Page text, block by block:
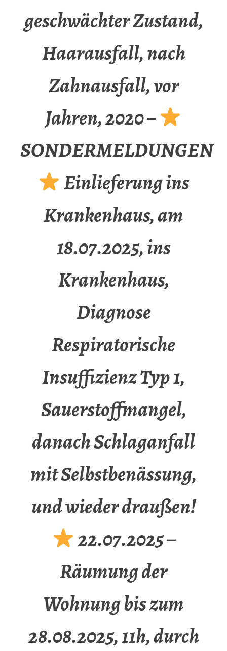
geschwächter Zustand,
Haarausfall, nach
Zahnausfall, vor
Jahren, 2020 –
SONDERMELDUNGEN
Einlieferung ins
Krankenhaus, am
18.07.2025, ins
Krankenhaus,
Diagnose
Respiratorische
Insuffizienz Typ 1,
Sauerstoffmangel,
danach Schlaganfall
mit Selbstbenässung,
und wieder draußen!
22.07.2025 –
Räumung der
Wohnung bis zum
28.08.2025, 11h, durch